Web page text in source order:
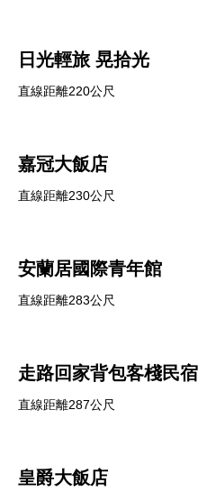
日光輕旅 晃拾光
直線距離220公尺
嘉冠大飯店
直線距離230公尺
安蘭居國際青年館
直線距離283公尺
走路回家背包客棧民宿
直線距離287公尺
皇爵大飯店